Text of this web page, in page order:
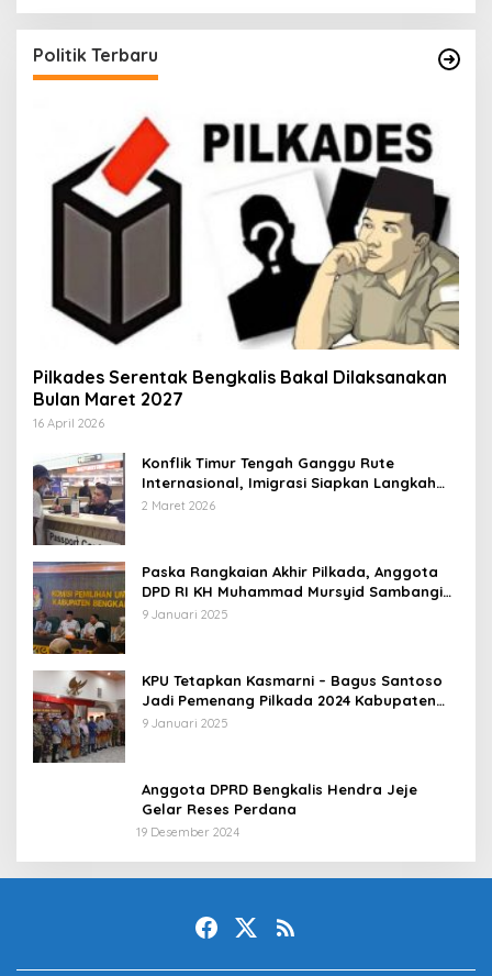
Politik Terbaru
Pilkades Serentak Bengkalis Bakal Dilaksanakan
Bulan Maret 2027
16 April 2026
Konflik Timur Tengah Ganggu Rute
Internasional, Imigrasi Siapkan Langkah
Antisipatif
2 Maret 2026
Paska Rangkaian Akhir Pilkada, Anggota
DPD RI KH Muhammad Mursyid Sambangi
KPU Bengkalis
9 Januari 2025
KPU Tetapkan Kasmarni – Bagus Santoso
Jadi Pemenang Pilkada 2024 Kabupaten
Bengkalis
9 Januari 2025
Anggota DPRD Bengkalis Hendra Jeje
Gelar Reses Perdana
19 Desember 2024